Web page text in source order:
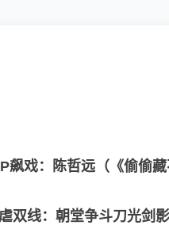
飙戏：陈哲远（《偷偷
双线：朝堂争斗刀光剑